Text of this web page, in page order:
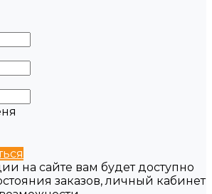
на сайте вам будет доступно
заказов, личный кабинет